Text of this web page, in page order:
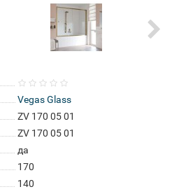
Vegas Glass
ZV 170 05 01
ZV 170 05 01
да
170
140